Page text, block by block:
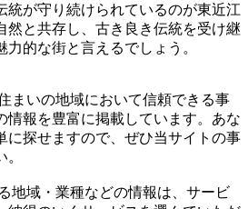
統が守り続けられているのが東近江
然と共存し、古き良き伝統を受け継
的な街と言えるでしょう。
まいの地域において信頼できる事
情報を豊富に掲載しています。あな
に探せますので、ぜひ当サイトの事
地域・業種などの情報は、サービ